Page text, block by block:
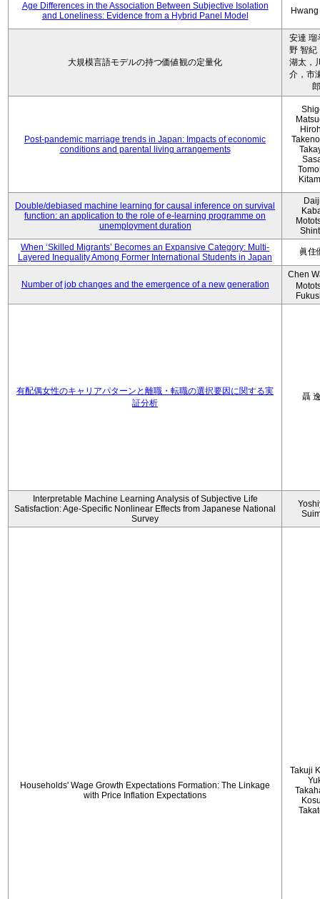
Age Differences in the Association Between Subjective Isolation
and Loneliness: Evidence from a Hybrid Panel Model
大規模言語モデルの持つ価値観の定量化
安達 瑠
野 智紀
湖太，
介，市
郎
Post-pandemic marriage trends in Japan: Impacts of economic
conditions and parental living arrangements
Double/debiased machine learning for causal inference on survival
function: an application to the role of e-learning programme on
unemployment duration
When ‘Skilled Migrants’ Becomes an Expansive Category: Multi-
Layered Inequality Among Former International Students in Japan
眞住
Number of job changes and the emergence of a new generation
Chen
有配偶女性のキャリアパターンと離職・転職の選択要因に関する実
証分析
聶
Interpretable Machine Learning Analysis of Subjective Life
Satisfaction: Age-Specific Nonlinear Effects from Japanese National
Survey
Households' Wage Growth Expectations Formation: The Linkage
with Price Inflation Expectations
Takuji